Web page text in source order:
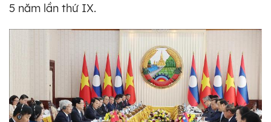
5 năm lần thứ IX.